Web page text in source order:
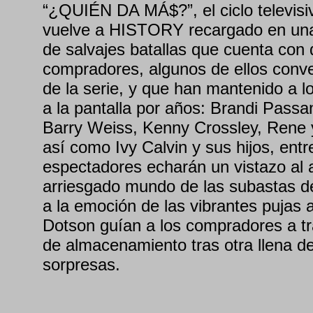
“¿QUIÉN DA MÁ$?”, el ciclo
vuelve a HISTORY recargado en
de salvajes batallas que cuenta con
compradores, algunos de ellos
de la serie, y que han mantenido a
a la pantalla por años: Brandi
Barry Weiss, Kenny Crossley,
así como Ivy Calvin y sus hijos,
espectadores echarán un vistazo al
arriesgado mundo de las subastas
a la emoción de las vibrantes pujas
Dotson guían a los compradores a
de almacenamiento tras otra llena
sorpresas.